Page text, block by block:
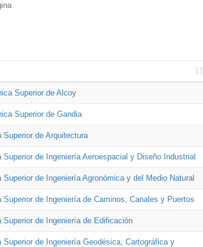
Superior de Alcoy
Superior de Gandia
Superior de Arquitectura
Superior de Ingeniería Aeroespacial y Diseño Industrial
Superior de Ingeniería Agronómica y del Medio Natural
Superior de Ingeniería de Caminos, Canales y Puertos
Superior de Ingeniería de Edificación
Superior de Ingeniería Geodésica, Cartográfica y